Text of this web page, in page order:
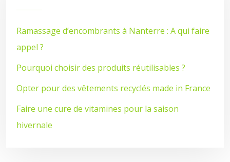
Ramassage d’encombrants à Nanterre : A qui faire
appel ?
Pourquoi choisir des produits réutilisables ?
Opter pour des vêtements recyclés made in France
Faire une cure de vitamines pour la saison
hivernale